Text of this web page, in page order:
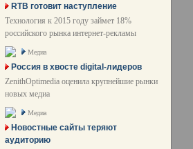
RTB готовит наступление
Технология к 2015 году займет 18%
российского рынка интернет-рекламы
Медиа
Россия в хвосте digital-лидеров
ZenithOptimedia оценила крупнейшие рынки
новых медиа
Медиа
Новостные сайты теряют
аудиторию